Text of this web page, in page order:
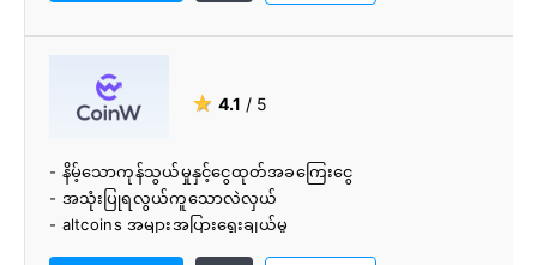
- အရည်အသွေး altcoin ပံ့ပိုးမှု။
- ကြီးမြတ်သောရည်ညွှန်းအစီအစဉ်။
★ 4.1 / 5
- နိမ့်သောကုန်သွယ်မှုနှင့်ငွေထုတ်အခကြေးငွေ
- အသုံးပြုရလွယ်ကူသောလဲလှယ်
- altcoins အများအပြားရွေးချယ်မှု